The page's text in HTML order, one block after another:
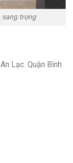
trọng
Lạc. Quận Bình